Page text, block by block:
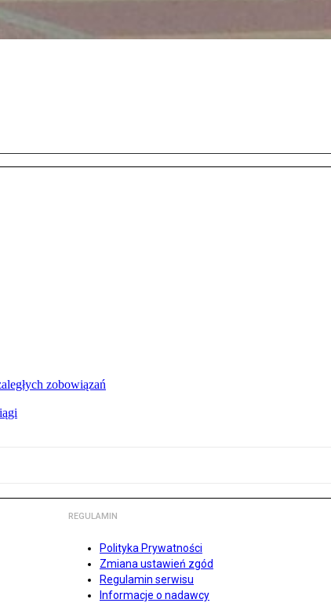
zobowiązań
REGULAMIN
Polityka Prywatności
Zmiana ustawień zgód
Regulamin serwisu
Informacje o nadawcy